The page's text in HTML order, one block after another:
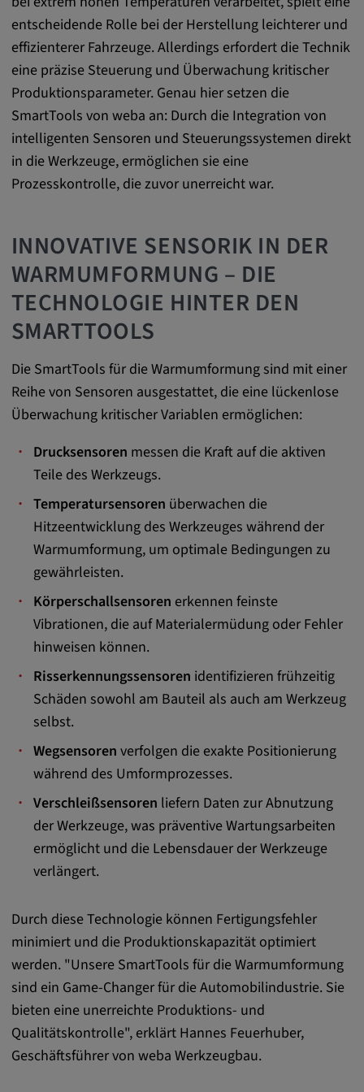
entscheidende Rolle bei der Herstellung leichterer und
effizienterer Fahrzeuge. Allerdings erfordert die Technik
eine präzise Steuerung und Überwachung kritischer
Produktionsparameter. Genau hier setzen die
SmartTools von weba an: Durch die Integration von
intelligenten Sensoren und Steuerungssystemen direkt
in die Werkzeuge, ermöglichen sie eine
Prozesskontrolle, die zuvor unerreicht war.
INNOVATIVE SENSORIK IN DER
WARMUMFORMUNG – DIE
TECHNOLOGIE HINTER DEN
SMARTTOOLS
Die SmartTools für die Warmumformung sind mit einer
Reihe von Sensoren ausgestattet, die eine lückenlose
Überwachung kritischer Variablen ermöglichen:
Drucksensoren messen die Kraft auf die aktiven
Teile des Werkzeugs.
Temperatursensoren überwachen die
Hitzeentwicklung des Werkzeuges während der
Warmumformung, um optimale Bedingungen zu
gewährleisten.
Körperschallsensoren erkennen feinste
Vibrationen, die auf Materialermüdung oder Fehler
hinweisen können.
Risserkennungssensoren identifizieren frühzeitig
Schäden sowohl am Bauteil als auch am Werkzeug
selbst.
Wegsensoren verfolgen die exakte Positionierung
während des Umformprozesses.
Verschleißsensoren liefern Daten zur Abnutzung
der Werkzeuge, was präventive Wartungsarbeiten
ermöglicht und die Lebensdauer der Werkzeuge
verlängert.
Durch diese Technologie können Fertigungsfehler
minimiert und die Produktionskapazität optimiert
werden. "Unsere SmartTools für die Warmumformung
sind ein Game-Changer für die Automobilindustrie. Sie
bieten eine unerreichte Produktions- und
Qualitätskontrolle", erklärt Hannes Feuerhuber,
Geschäftsführer von weba Werkzeugbau.
Name:
cookie_consent
Zweck:
Dieses Cookie speichert die
benutzerspezifischen Cookie-Einstellungen
1 Jahr
Notwendig, um Inhalte von externen Medien-
Plattformen anzuzeigen.
Google Maps
DV, SOCS, NID, AEC, CONSENT, OGPC
Anbieter:
Zweck:
Mit diesen Cookie werden die Präferenzen
und sonstige Informationen des Nutzers
Cookie Laufzeit:
3 Tage
Youtube
Name:
yt.innertube::nextId, yt.innertube::requests,
yt-remote-cast-installed, yt-remote-
connected-devices, yt-remote-device-id, yt-
app, yt-remote-session-name, IDE,
LOGIN_INFO, PREF, LOGIN_INFO, PREF,
1P_JAR, DSID, APISID, HSID, SSID, SID,
SAPISID, SIDCC, yt-player-headers-
readable,
ytidb::LAST_RESULT_ENTRY_KEY, yt-
player-lv, yt-player-bandaid-host, yt-player-
Anbieter:
youtube.com, google.com, doubleclick.net
Zweck:
VISITOR_INFO1_LIVE wird genutzt, um
Probleme mit dem Dienst zu erkennen und
zu beheben. YSC wird von YouTube
verwendet, um Nutzereingaben zu speichern